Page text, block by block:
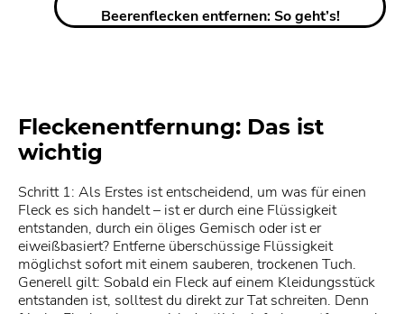
Beerenflecken entfernen: So geht’s!
Fleckenentfernung: Das ist
wichtig
Schritt 1: Als Erstes ist entscheidend, um was für einen
Fleck es sich handelt – ist er durch eine Flüssigkeit
entstanden, durch ein öliges Gemisch oder ist er
eiweißbasiert? Entferne überschüssige Flüssigkeit
möglichst sofort mit einem sauberen, trockenen Tuch.
Generell gilt: Sobald ein Fleck auf einem Kleidungsstück
entstanden ist, solltest du direkt zur Tat schreiten. Denn